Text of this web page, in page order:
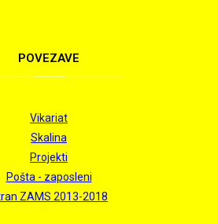
POVEZAVE
Vikariat
Skalina
Projekti
Pošta - zaposleni
ZAMS 2013-2018